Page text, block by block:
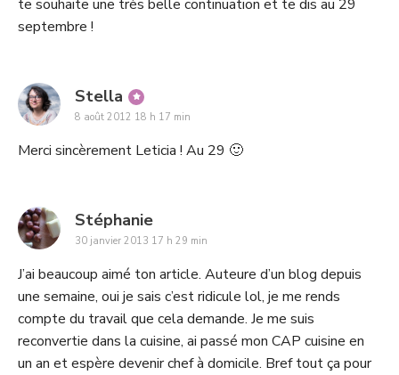
te souhaite une très belle continuation et te dis au 29
septembre !
Stella says:
8 août 2012 18 h 17 min
Merci sincèrement Leticia ! Au 29 🙂
Stéphaniesays:
30 janvier 2013 17 h 29 min
J’ai beaucoup aimé ton article. Auteure d’un blog depuis
une semaine, oui je sais c’est ridicule lol, je me rends
compte du travail que cela demande. Je me suis
reconvertie dans la cuisine, ai passé mon CAP cuisine en
un an et espère devenir chef à domicile. Bref tout ça pour